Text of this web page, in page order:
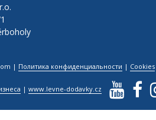
| Политика конфиденциальности | Cookies
|www.levne-dodavky.cz